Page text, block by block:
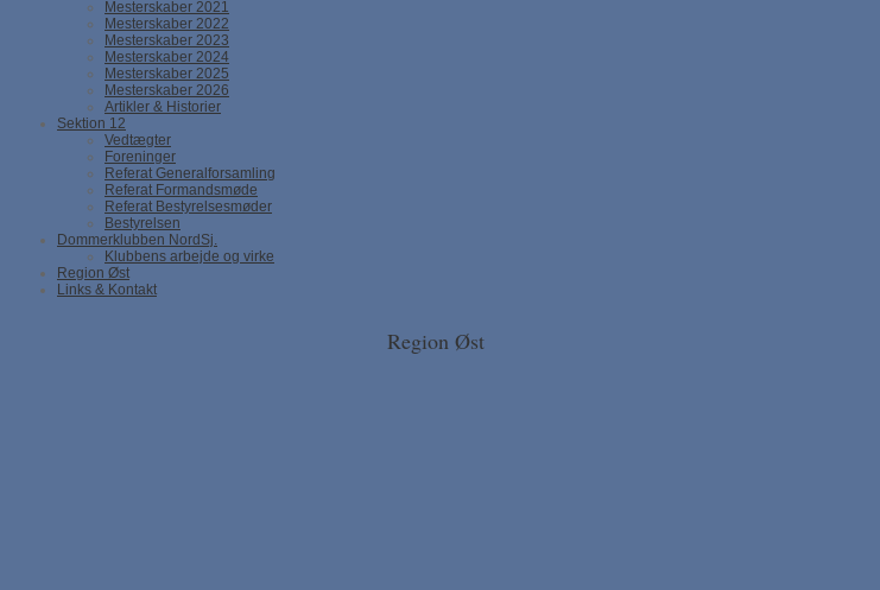
Mesterskaber 2021
Mesterskaber 2022
Mesterskaber 2023
Mesterskaber 2024
Mesterskaber 2025
Mesterskaber 2026
Artikler & Historier
Sektion 12
Vedtægter
Foreninger
Referat Generalforsamling
Referat Formandsmøde
Referat Bestyrelsesmøder
Bestyrelsen
Dommerklubben NordSj.
Klubbens arbejde og virke
Region Øst
Links & Kontakt
Region Øst